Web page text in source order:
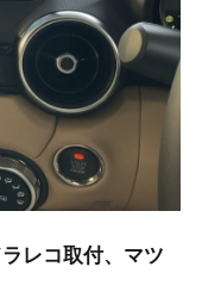
レコ取付、マツ